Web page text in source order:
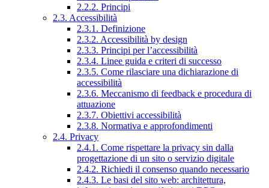
2.2.2. Principi
2.3. Accessibilità
2.3.1. Definizione
2.3.2. Accessibilità by design
2.3.3. Principi per l’accessibilità
2.3.4. Linee guida e criteri di successo
2.3.5. Come rilasciare una dichiarazione di
accessibilità
2.3.6. Meccanismo di feedback e procedura di
attuazione
2.3.7. Obiettivi accessibilità
2.3.8. Normativa e approfondimenti
2.4. Privacy
2.4.1. Come rispettare la privacy sin dalla
progettazione di un sito o servizio digitale
2.4.2. Richiedi il consenso quando necessario
2.4.3. Le basi del sito web: architettura,